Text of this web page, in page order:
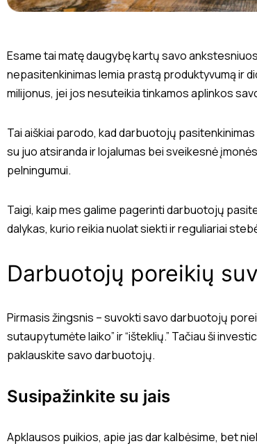
Esame tai matę daugybę kartų savo
nepasitenkinimas lemia prastą produktyvumą ir
milijonus, jei jos nesuteikia tinkamos aplinkos
Tai aiškiai parodo, kad darbuotojų
su juo atsiranda ir lojalumas bei sveikesnė
pelningumui.
Taigi, kaip mes galime pagerinti darbuotojų
dalykas, kurio reikia nuolat siekti ir reguliariai
Darbuotojų poreikių
Pirmasis žingsnis – suvokti savo darbuotojų
sutaupytumėte laiko” ir “išteklių.” Tačiau ši
paklauskite savo darbuotojų.
Susipažinkite su jais
Apklausos puikios, apie jas dar kalbėsime, bet